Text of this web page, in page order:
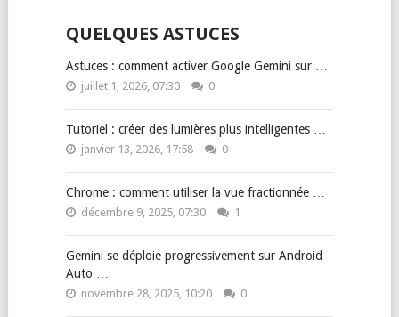
QUELQUES ASTUCES
Astuces : comment activer Google Gemini sur …
juillet 1, 2026, 07:30 0
Tutoriel : créer des lumières plus intelligentes …
janvier 13, 2026, 17:58 0
Chrome : comment utiliser la vue fractionnée …
décembre 9, 2025, 07:30 1
Gemini se déploie progressivement sur Android
Auto …
novembre 28, 2025, 10:20 0